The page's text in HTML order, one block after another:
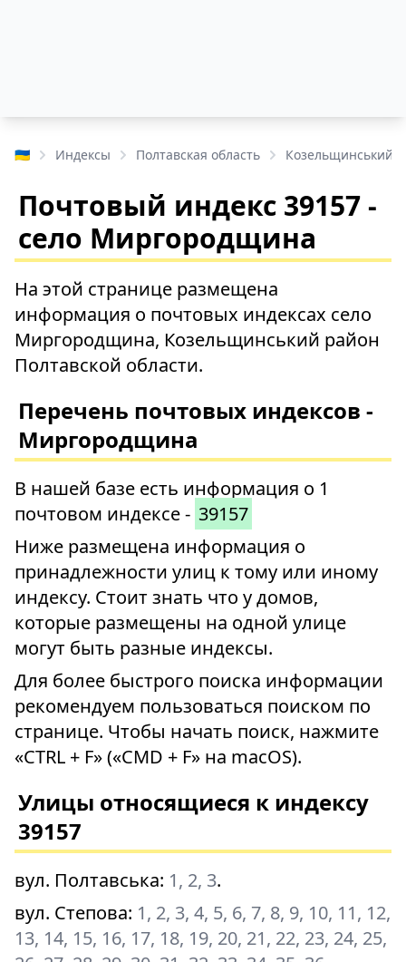
🇺🇦 Индексы Полтавская область Козельщинський
Почтовый индекс 39157 -
село Миргородщина
На этой странице размещена
информация о почтовых индексах село
Миргородщина, Козельщинський район
Полтавской области.
Перечень почтовых индексов -
Миргородщина
В нашей базе есть информация о 1
почтовом индексе - 39157
Ниже размещена информация о
принадлежности улиц к тому или иному
индексу. Стоит знать что у домов,
которые размещены на одной улице
могут быть разные индексы.
Для более быстрого поиска информации
рекомендуем пользоваться поиском по
странице. Чтобы начать поиск, нажмите
«CTRL + F» («CMD + F» на macOS).
Улицы относящиеся к индексу
39157
вул. Полтавська: 1, 2, 3.
вул. Степова: 1, 2, 3, 4, 5, 6, 7, 8, 9, 10, 11, 12,
13, 14, 15, 16, 17, 18, 19, 20, 21, 22, 23, 24, 25,